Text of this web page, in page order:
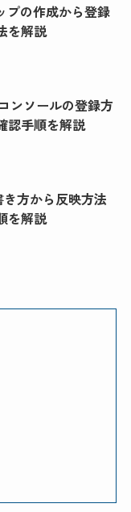
プの作成から登録
を解説
ンソールの登録方
認手順を解説
方から反映方法
を解説